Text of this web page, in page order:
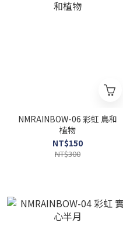
NMRAINBOW-06 彩虹 鳥和
植物
NT$150
NT$300